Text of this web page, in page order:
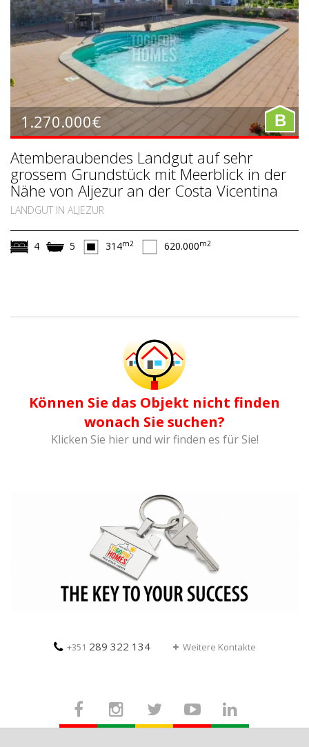
1.270.000€ B
Atemberaubendes Landgut auf sehr
grossem Grundstück mit Meerblick in der
Nähe von Aljezur an der Costa Vicentina
LANDGUT IN ALJEZUR
4 5 314m2 620.000m2
Können Sie das Objekt nicht finden
wonach Sie suchen?
Klicken Sie hier und wir finden es für Sie!
+351 289 322 134 Weitere Kontakte